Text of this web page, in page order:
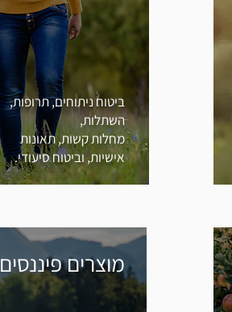
ביטוח ניתוחים, תרופות,
השתלות,
מחלות קשות, תאונות
אישיות, וביטוח סיעודי.
מוצרים פיננסים